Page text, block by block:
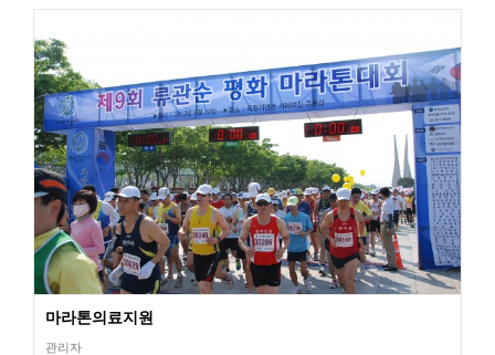
마라톤의료지원
관리자